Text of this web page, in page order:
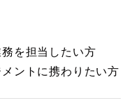
を担当したい方
ントに携わりたい方